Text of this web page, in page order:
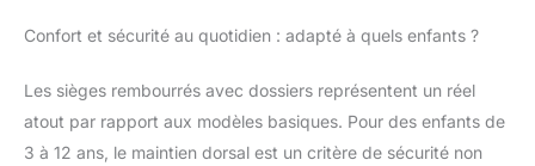
: La large base à quatre
empêchant les
renversements
pendant les jeux
Confort et sécurité au quotidien : adapté à quels enfants ?
Les sièges rembourrés avec dossiers représentent un réel
atout par rapport aux modèles basiques. Pour des enfants de
3 à 12 ans, le maintien dorsal est un critère de sécurité non